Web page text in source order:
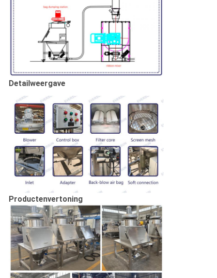
Detailweergave
Productenvertoning